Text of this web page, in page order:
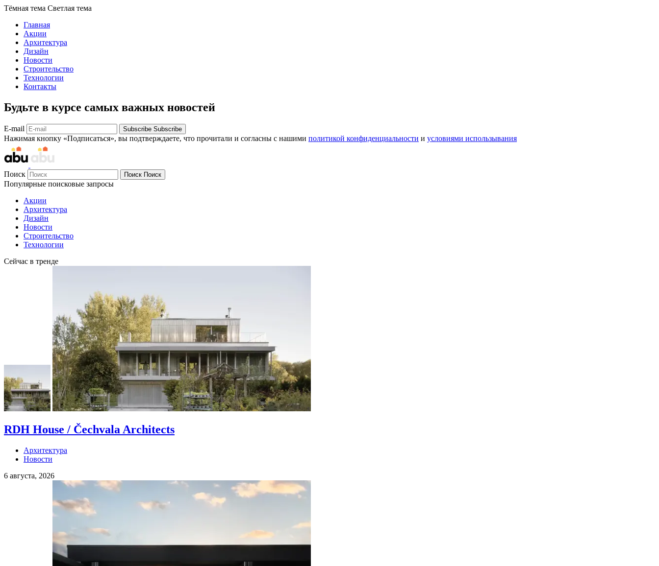
Тёмная тема Светлая тема
Главная
Акции
Архитектура
Дизайн
Новости
Строительство
Технологии
Контакты
Будьте в курсе самых важных новостей
E-mail Subscribe Subscribe
Нажимая кнопку «Подписаться», вы подтверждаете, что прочитали и согласны с нашими политикой конфиденциальности и условиями использывания
Поиск Поиск Поиск
Популярные поисковые запросы
Акции
Архитектура
Дизайн
Новости
Строительство
Технологии
Сейчас в тренде
RDH House / Čechvala Architects
Архитектура
Новости
6 августа, 2026